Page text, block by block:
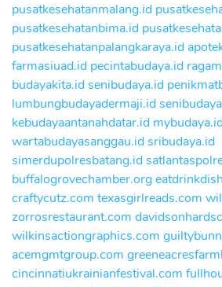
pusatkesehatanmalang.id
pusatkesehatanbima.id
pusatkesehatanpalangkaraya.id
farmasiuad.id pecintabudaya.id
budayakita.idsenibudaya.id
lumbungbudayadermaji.id
kebudayaantanahdatar.id
wartabudayasanggau.idsribudaya.id
simerdupolresbatang.id
buffalogrovechamber.org
craftycutz.com texasgirlreads.com
zorrosrestaurant.com
wilkinsactiongraphics.com
acemgmtgroup.com
cincinnatiukrainianfestival.com